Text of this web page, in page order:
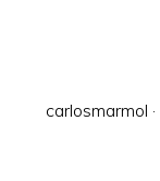
carlosmarmol ·